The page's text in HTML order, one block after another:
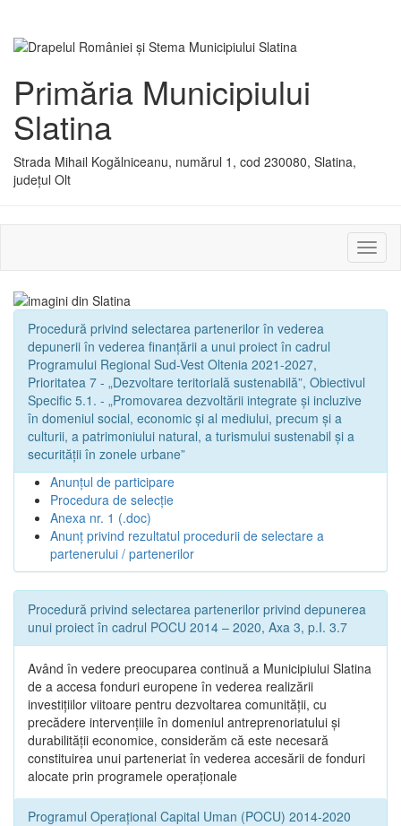
Primăria Municipiului
Slatina
Strada Mihail Kogălniceanu, numărul 1, cod 230080, Slatina,
județul Olt
sau
Procedură privind selectarea partenerilor în vederea
depunerii în vederea finanțării a unui proiect în cadrul
Programului Regional Sud-Vest Oltenia 2021-2027,
Prioritatea 7 - „Dezvoltare teritorială sustenabilă”, Obiectivul
Specific 5.1. - „Promovarea dezvoltării integrate și incluzive
în domeniul social, economic și al mediului, precum și a
culturii, a patrimoniului natural, a turismului sustenabil și a
securității în zonele urbane”
Anunțul de participare
Procedura de selecție
Anexa nr. 1 (.doc)
Anunț privind rezultatul procedurii de selectare a
partenerului / partenerilor
Procedură privind selectarea partenerilor privind depunerea
unui proiect în cadrul POCU 2014 – 2020, Axa 3, p.I. 3.7
Având în vedere preocuparea continuă a Municipiului Slatina
de a accesa fonduri europene în vederea realizării
investițiilor viitoare pentru dezvoltarea comunității, cu
precădere intervențiile în domeniul antreprenoriatului și
durabilității economice, considerăm că este necesară
constituirea unui parteneriat în vederea accesării de fonduri
alocate prin programele operaționale
Programul Operațional Capital Uman (POCU) 2014-2020